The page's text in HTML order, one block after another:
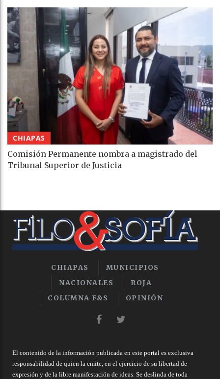
CHIAPAS
Comisión Permanente nombra a magistrado del
Tribunal Superior de Justicia
CHIAPAS
MUNICIPIOS
NACIONALES
ROJA
COLUMNA F&S
OPINIÓN
El contenido de la información publicada en este portal es exclusiva
responsabilidad de quien la emite, en el ejercicio de su libertad de
expresión y de la libre manifestación de ideas. Se deslinda de toda